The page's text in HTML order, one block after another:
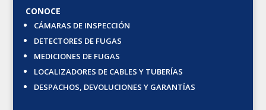
CONOCE
CÁMARAS DE INSPECCIÓN
DETECTORES DE FUGAS
MEDICIONES DE FUGAS
LOCALIZADORES DE CABLES Y TUBERÍAS
DESPACHOS, DEVOLUCIONES Y GARANTÍAS